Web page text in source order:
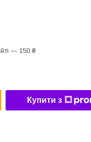
— 150 ₴
Купити з